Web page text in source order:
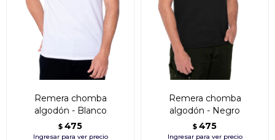
Remera chomba
algodón - Blanco
$ 475
Remera chomba
algodón - Negro
$ 475